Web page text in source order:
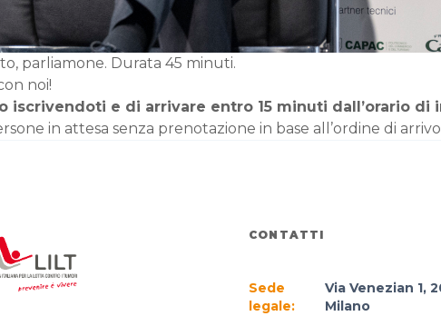
parliamone. Durata 45 minuti.
noi!
e di arrivare entro 15 minuti dall’orario di
in attesa senza prenotazione in base all’ordine di
CONTATTI
Sede
legale:
Via Venezian 1,
Milano